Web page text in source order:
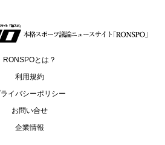
RONSPOとは？
利用規約
イバシーポリシー
お問い合せ
企業情報